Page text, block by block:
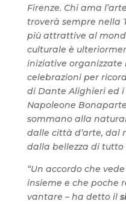
Firenze. Chi ama
troverà sempre nella
più attrattive al
culturale è
iniziative organizzate
celebrazioni per
di Dante Alighieri ed
Napoleone
sommano alla
dalle città d’arte, dal
dalla bellezza di tutto
“Un accordo che
insieme e che poche
vantare – ha detto il